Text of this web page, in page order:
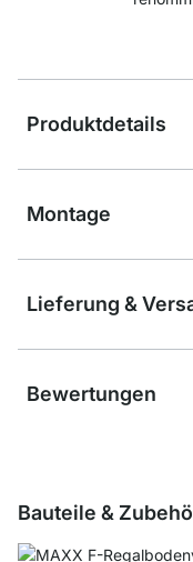
Produktdetails
Montage
Lieferung &
Bewertungen
Bauteile &